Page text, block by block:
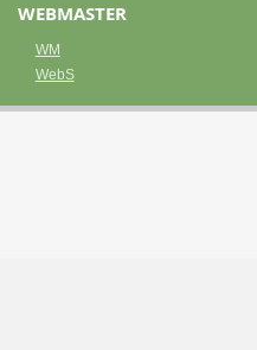
WEBMASTER
WM
WebS